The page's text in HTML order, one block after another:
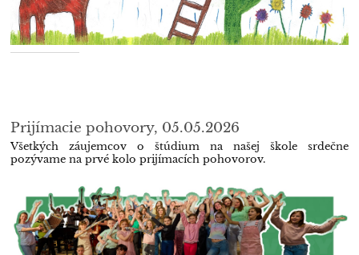
Prijímacie pohovory, 05.05.2026
Všetkých záujemcov o štúdium na našej škole srdečne
pozývame na prvé kolo prijímacích pohovorov.